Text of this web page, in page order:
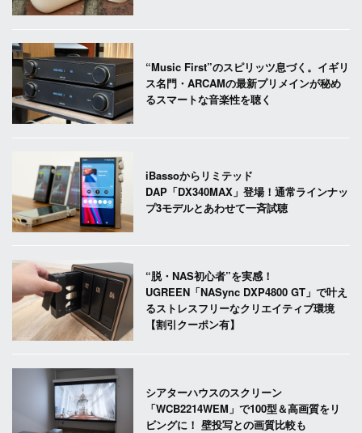
“Music First”のスピリッツ息づく。イギリ
ス名門・ARCAMの最新プリメインが秘め
るスマートな音楽性を聴く
iBassoからリミテッド
DAP「DX340MAX」登場！通常ラインナッ
プ3モデルとあわせて一斉試聴
“脱・NAS初心者”を実感！
UGREEN「NASync DXP4800 GT」で叶え
るストレスフリーなクリエイティブ環境
【割引クーポン有】
シアターハウスのスクリーン
「WCB2214WEM」で100型＆高画質をリ
ビングに！ 壁投写との画質比較も